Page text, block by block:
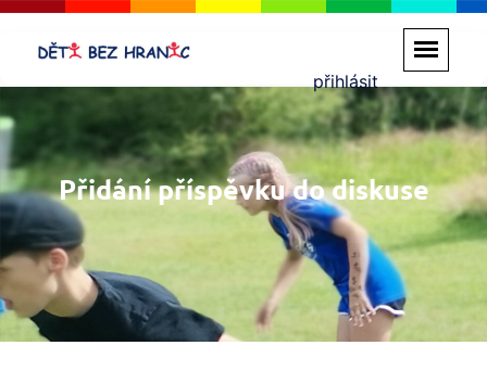
přihlásit
Přidání příspěvku do diskuse